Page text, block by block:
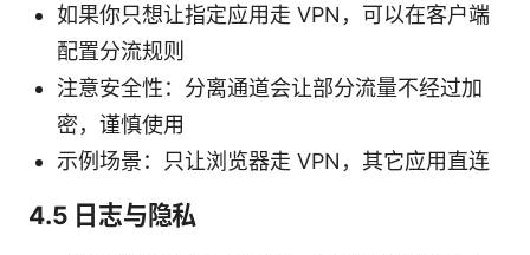
如果你只想让指定应用走 VPN，可以在客户端
配置分流规则
注意安全性：分离通道会让部分流量不经过加
密，谨慎使用
示例场景：只让浏览器走 VPN，其它应用直连
4.5 日志与隐私